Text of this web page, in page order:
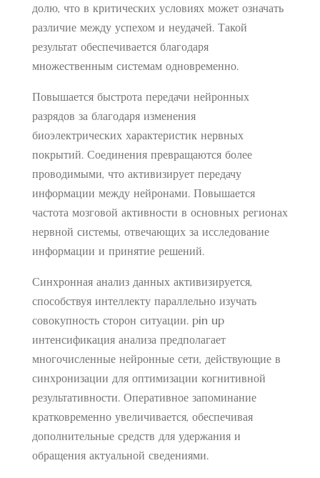
долю, что в критических условиях может означать
различие между успехом и неудачей. Такой
результат обеспечивается благодаря
множественным системам одновременно.
Повышается быстрота передачи нейронных
разрядов за благодаря изменения
биоэлектрических характеристик нервных
покрытий. Соединения превращаются более
проводимыми, что активизирует передачу
информации между нейронами. Повышается
частота мозговой активности в основных регионах
нервной системы, отвечающих за исследование
информации и принятие решений.
Синхронная анализ данных активизируется,
способствуя интеллекту параллельно изучать
совокупность сторон ситуации. pin up
интенсификация анализа предполагает
многочисленные нейронные сети, действующие в
синхронизации для оптимизации когнитивной
результативности. Оперативное запоминание
кратковременно увеличивается, обеспечивая
дополнительные средств для удержания и
обращения актуальной сведениями.